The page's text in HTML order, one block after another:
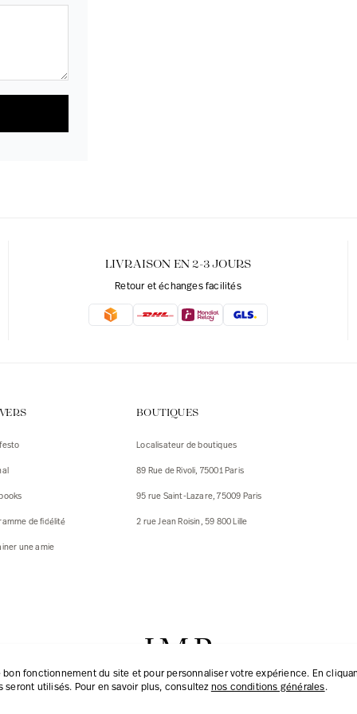
LIVRAISON EN 2-3 JOURS
Retour et échanges facilités
de fidélité
une amie
BOUTIQUES
Localisateur de boutiques
89 Rue de Rivoli, 75001 Paris
95 rue Saint-Lazare, 75009 Paris
2 rue Jean Roisin, 59 800 Lille
fonctionnement du site et pour personnaliser votre expérience. En
utilisés. Pour en savoir plus, consultez nos conditions générales.